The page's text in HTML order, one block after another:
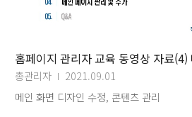
총관리자
2021.09.01
메인 화면 디자인 수정, 콘텐츠 관리